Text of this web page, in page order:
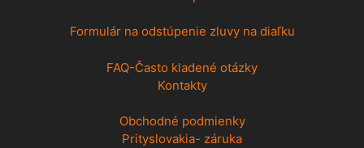
Formulár na odstúpenie zluvy na diaľku
FAQ-Často kladené otázky
Kontakty
Obchodné podmienky
Prityslovakia- záruka